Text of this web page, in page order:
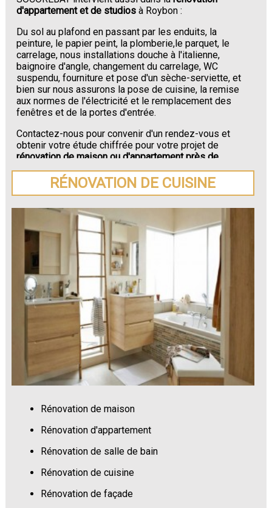
d'appartement et de studios à Roybon :
Du sol au plafond en passant par les enduits, la
peinture, le papier peint, la plomberie,le parquet, le
carrelage, nous installations douche à l'italienne,
baignoire d'angle, changement du carrelage, WC
suspendu, fourniture et pose d'un sèche-serviette, et
bien sur nous assurons la pose de cuisine, la remise
aux normes de l'électricité et le remplacement des
fenêtres et de la portes d'entrée.
Contactez-nous pour convenir d'un rendez-vous et
obtenir votre étude chiffrée pour votre projet de
rénovation de maison ou d'appartement près de
Roybon.
RÉNOVATION DE CUISINE
Rénovation de maison
Rénovation d'appartement
Rénovation de salle de bain
Rénovation de cuisine
Rénovation de façade